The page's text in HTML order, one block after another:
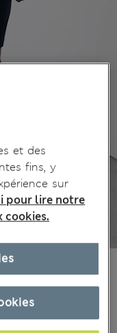
et des
fins, y
sur
pour lire notre